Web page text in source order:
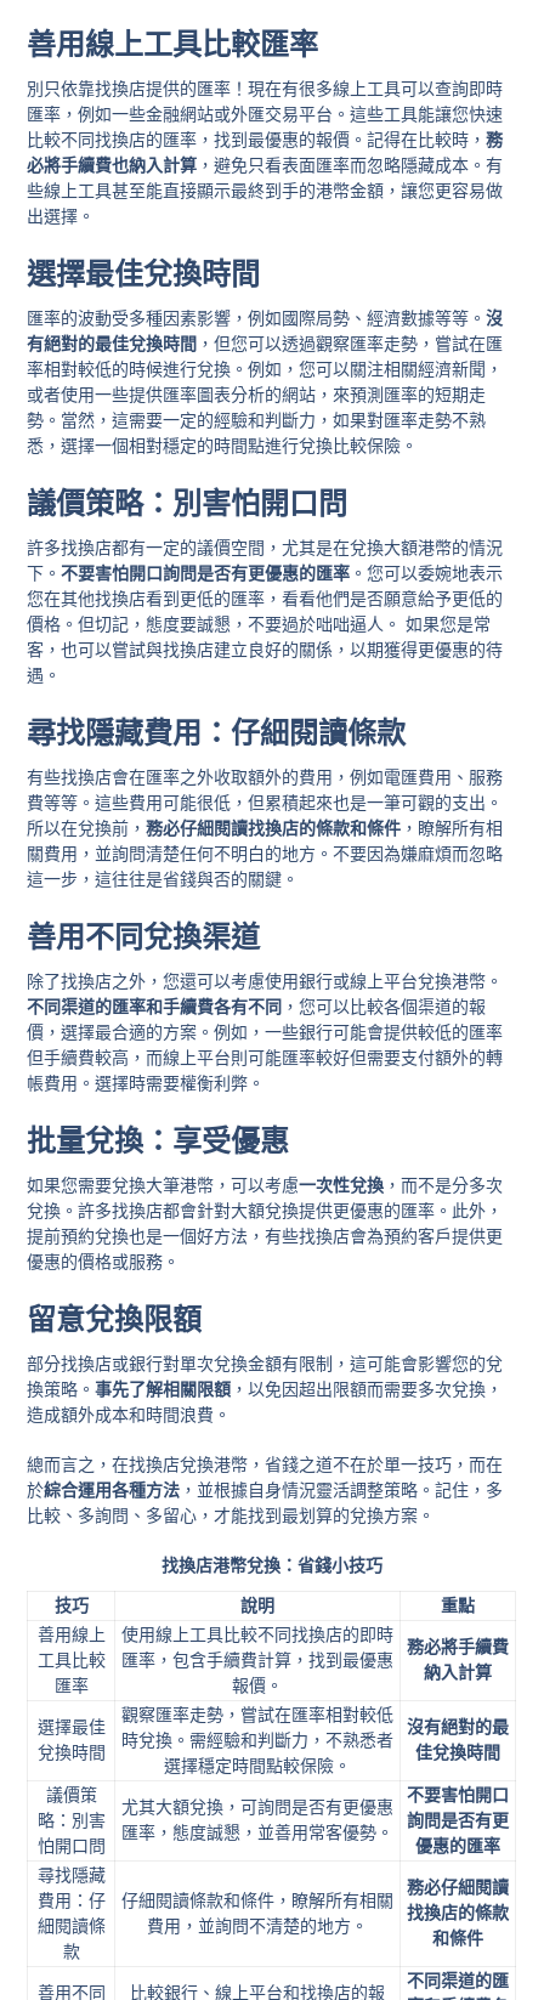
善用線上工具比較匯率
別只依靠找換店提供的匯率！現在有很多線上工具可以查詢即時
匯率，例如一些金融網站或外匯交易平台。這些工具能讓您快速
比較不同找換店的匯率，找到最優惠的報價。記得在比較時，務
必將手續費也納入計算 ，避免只看表面匯率而忽略隱藏成本。有
些線上工具甚至能直接顯示最終到手的港幣金額，讓您更容易做
出選擇。
選擇最佳兌換時間
匯率的波動受多種因素影響，例如國際局勢、經濟數據等等。沒
有絕對的最佳兌換時間 ，但您可以透過觀察匯率走勢，嘗試在匯
率相對較低的時候進行兌換。例如，您可以關注相關經濟新聞，
或者使用一些提供匯率圖表分析的網站，來預測匯率的短期走
勢。當然，這需要一定的經驗和判斷力，如果對匯率走勢不熟
悉，選擇一個相對穩定的時間點進行兌換比較保險。
議價策略：別害怕開口問
許多找換店都有一定的議價空間，尤其是在兌換大額港幣的情況
下。不要害怕開口詢問是否有更優惠的匯率 。您可以委婉地表示
您在其他找換店看到更低的匯率，看看他們是否願意給予更低的
價格。但切記，態度要誠懇，不要過於咄咄逼人。 如果您是常
客，也可以嘗試與找換店建立良好的關係，以期獲得更優惠的待
遇。
尋找隱藏費用：仔細閱讀條款
有些找換店會在匯率之外收取額外的費用，例如電匯費用、服務
費等等。這些費用可能很低，但累積起來也是一筆可觀的支出。
所以在兌換前，務必仔細閱讀找換店的條款和條件 ，瞭解所有相
關費用，並詢問清楚任何不明白的地方。不要因為嫌麻煩而忽略
這一步，這往往是省錢與否的關鍵。
善用不同兌換渠道
除了找換店之外，您還可以考慮使用銀行或線上平台兌換港幣。
不同渠道的匯率和手續費各有不同 ，您可以比較各個渠道的報
價，選擇最合適的方案。例如，一些銀行可能會提供較低的匯率
但手續費較高，而線上平台則可能匯率較好但需要支付額外的轉
帳費用。選擇時需要權衡利弊。
批量兌換：享受優惠
如果您需要兌換大筆港幣，可以考慮一次性兌換 ，而不是分多次
兌換。許多找換店都會針對大額兌換提供更優惠的匯率。此外，
提前預約兌換也是一個好方法，有些找換店會為預約客戶提供更
優惠的價格或服務。
留意兌換限額
部分找換店或銀行對單次兌換金額有限制，這可能會影響您的兌
換策略。事先了解相關限額 ，以免因超出限額而需要多次兌換，
造成額外成本和時間浪費。
總而言之，在找換店兌換港幣，省錢之道不在於單一技巧，而在
於綜合運用各種方法 ，並根據自身情況靈活調整策略。記住，多
比較、多詢問、多留心，才能找到最划算的兌換方案。
找換店港幣兌換：省錢小技巧
技巧
說明
重點
善用線上
工具比較
匯率
使用線上工具比較不同找換店的即時
匯率，包含手續費計算，找到最優惠
報價。
務必將手續費
納入計算
選擇最佳
兌換時間
觀察匯率走勢，嘗試在匯率相對較低
時兌換。需經驗和判斷力，不熟悉者
選擇穩定時間點較保險。
沒有絕對的最
佳兌換時間
議價策
略：別害
怕開口問
尤其大額兌換，可詢問是否有更優惠
匯率，態度誠懇，並善用常客優勢。
不要害怕開口
詢問是否有更
優惠的匯率
尋找隱藏
費用：仔
細閱讀條
款
仔細閱讀條款和條件，瞭解所有相關
費用，並詢問不清楚的地方。
務必仔細閱讀
找換店的條款
和條件
善用不同 比較銀行、線上平台和找換店的報
不同渠道的匯